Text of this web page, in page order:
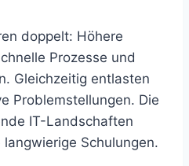
doppelt: Höhere
Prozesse und
Gleichzeitig entlasten
Problemstellungen. Die
IT-Landschaften
Schulungen.